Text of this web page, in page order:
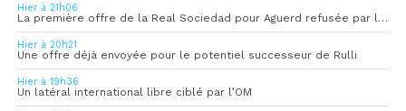
Hier à 21h06
La première offre de la Real Sociedad pour Aguerd refusée par l’OM
Hier à 20h21
Une offre déjà envoyée pour le potentiel successeur de Rulli
Hier à 19h36
Un latéral international libre ciblé par l’OM